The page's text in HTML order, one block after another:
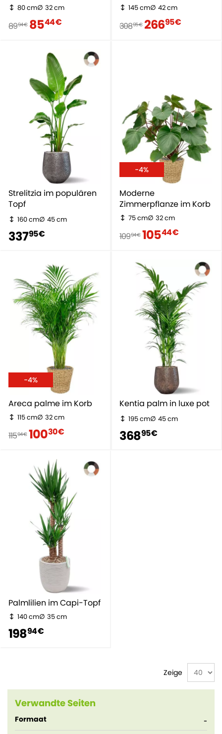
80 cm 32 cm
8994 € 8544 €
145 cm 42 cm
30895 € 26695 €
Strelitzia im populären
Topf
160 cm 45 cm
33795 €
-4%
Moderne
Zimmerpflanze im Korb
75 cm 32 cm
10994 € 10544 €
-4%
Areca palme im Korb
115 cm 32 cm
11594 € 10030 €
Kentia palm in luxe pot
195 cm 45 cm
36895 €
Palmlilien im Capi-Topf
140 cm 35 cm
19894 €
Zeige
Verwandte Seiten
Formaat